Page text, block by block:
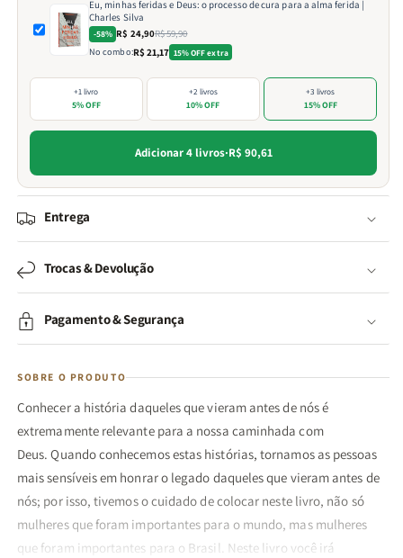
Eu, minhas feridas e Deus: o processo de cura para a alma ferida |
Charles Silva
-58% R$ 24,90R$ 59,90
No combo:R$ 21,17 15% OFF extra
+1 livro
5% OFF
+2 livros
10% OFF
+3 livros
15% OFF
Adicionar 4 livros·R$ 90,61
Entrega
Trocas & Devolução
Pagamento & Segurança
SOBRE O PRODUTO
Conhecer a história daqueles que vieram antes de nós é
extremamente relevante para a nossa caminhada com
Deus. Quando conhecemos estas histórias, tornamos as pessoas
mais sensíveis em honrar o legado daqueles que vieram antes de
nós; por isso, tivemos o cuidado de colocar neste livro, não só
mulheres que foram importantes para o mundo, mas mulheres
que foram importantes para o Brasil. Neste livro você irá